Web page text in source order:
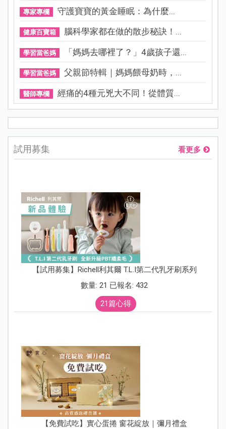
專家專欄 守護寶寶的黃金睡眠：為什麼...
健康百寶箱 腦科學家都在做的散步秘訣！...
學習當爸媽 「媽媽去哪裡了？」4歲孩子還...
學習當爸媽 父親節特輯｜媽媽餵母奶時，...
醫師專欄 經痛的4種元兇大不同！從體質...
試用募集 看更多
【試用募集】Richell利其爾 T.L.I第二代乳牙刷系列
數量: 21 已報名: 432
21篇心得
【免費試吃】實心蛋捲 窗花綻放｜彌月禮盒